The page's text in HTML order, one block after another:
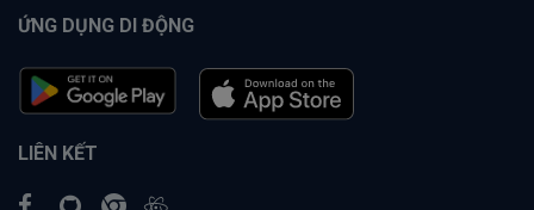
ỨNG DỤNG DI ĐỘNG
LIÊN KẾT